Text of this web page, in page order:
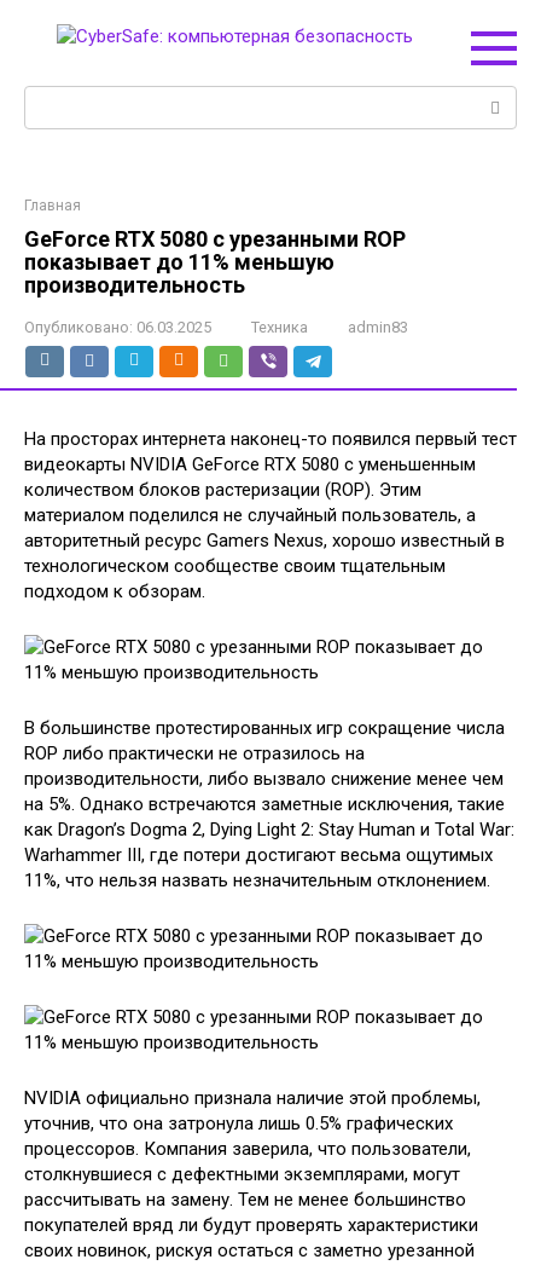
Главная
GeForce RTX 5080 с урезанными ROP
показывает до 11% меньшую
производительность
Опубликовано: 06.03.2025 Техника admin83
На просторах интернета наконец-то появился первый тест
видеокарты NVIDIA GeForce RTX 5080 с уменьшенным
количеством блоков растеризации (ROP). Этим
материалом поделился не случайный пользователь, а
авторитетный ресурс Gamers Nexus, хорошо известный в
технологическом сообществе своим тщательным
подходом к обзорам.
В большинстве протестированных игр сокращение числа
ROP либо практически не отразилось на
производительности, либо вызвало снижение менее чем
на 5%. Однако встречаются заметные исключения, такие
как Dragon’s Dogma 2, Dying Light 2: Stay Human и Total War:
Warhammer III, где потери достигают весьма ощутимых
11%, что нельзя назвать незначительным отклонением.
NVIDIA официально признала наличие этой проблемы,
уточнив, что она затронула лишь 0.5% графических
процессоров. Компания заверила, что пользователи,
столкнувшиеся с дефектными экземплярами, могут
рассчитывать на замену. Тем не менее большинство
покупателей вряд ли будут проверять характеристики
своих новинок, рискуя остаться с заметно урезанной